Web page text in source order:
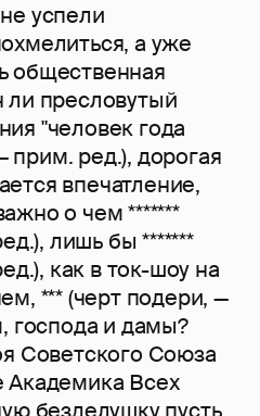
успели
а уже
общественная
ли пресловутый
"человек года
прим. ред.), дорогая
впечатление,
о чем *******
лишь бы *******
как в ток-шоу на
*** (черт подери, —
господа и дамы?
Советского Союза
Академика Всех